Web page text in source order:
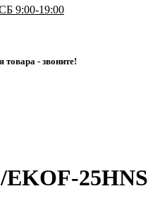
9:00-19:00
я товара - звоните!
25HNS